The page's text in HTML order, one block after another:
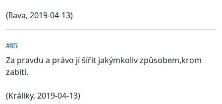
(Ilava, 2019-04-13)
#85
Za pravdu a právo jí šířit jakýmkoliv způsobem,krom
zabití.
(Králíky, 2019-04-13)